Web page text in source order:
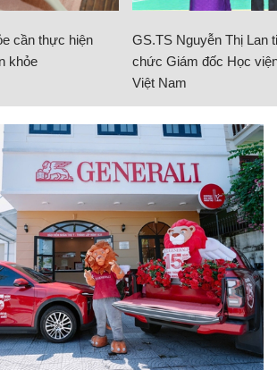
cần thực hiện
khỏe
GS.TS Nguyễn Thị Lan
chức Giám đốc Học
Việt Nam